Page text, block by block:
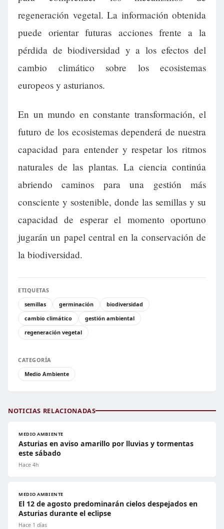
regeneración vegetal. La información obtenida
puede orientar futuras acciones frente a la
pérdida de biodiversidad y a los efectos del
cambio climático sobre los ecosistemas
europeos y asturianos.
En un mundo en constante transformación, el
futuro de los ecosistemas dependerá de nuestra
capacidad para entender y respetar los ritmos
naturales de las plantas. La ciencia continúa
abriendo caminos para una gestión más
consciente y sostenible, donde las semillas y su
capacidad de esperar el momento oportuno
jugarán un papel central en la conservación de
la biodiversidad.
ETIQUETAS
semillas
germinación
biodiversidad
cambio climático
gestión ambiental
regeneración vegetal
CATEGORÍA
Medio Ambiente
NOTICIAS RELACIONADAS
MEDIO AMBIENTE
Asturias en aviso amarillo por lluvias y tormentas
este sábado
Hace 4h
MEDIO AMBIENTE
El 12 de agosto predominarán cielos despejados en
Asturias durante el eclipse
Hace 1 días